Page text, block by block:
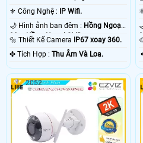
⚜️ Công Nghệ : IP Wifi.
🌙 Hình ảnh ban đêm : Hồng Ngoại
30m Hồng Ngoại SMD.
🔩 Thiết Kế Camera IP67 xoay 360.
️✤ Tích Hợp : Thu Âm Và Loa.
2052